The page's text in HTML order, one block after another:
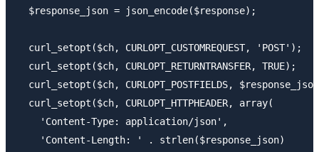
  $response_json = json_encode($response);
  curl_setopt($ch, CURLOPT_CUSTOMREQUEST, 'POST');
  curl_setopt($ch, CURLOPT_RETURNTRANSFER, TRUE);
curl_setopt($ch, CURLOPT_POSTFIELDS,
  curl_setopt($ch, CURLOPT_HTTPHEADER, array(
    'Content-Type: application/json',
    'Content-Length: ' . strlen($response_json)